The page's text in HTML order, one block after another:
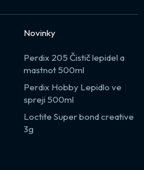
Novinky
Perdix 205 Čistič lepidel a
mastnot 500ml
Perdix Hobby Lepidlo ve
spreji 500ml
Loctite Super bond creative
3g